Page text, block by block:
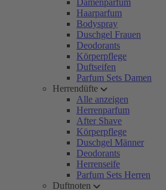
Damenparfum
Haarparfum
Bodyspray
Duschgel Frauen
Deodorants
Körperpflege
Duftseifen
Parfum Sets Damen
Herrendüfte
Alle anzeigen
Herrenparfum
After Shave
Körperpflege
Duschgel Männer
Deodorants
Herrenseife
Parfum Sets Herren
Duftnoten